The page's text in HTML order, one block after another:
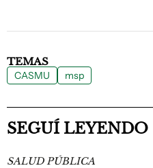
TEMAS
CASMU msp
SEGUÍ LEYENDO
SALUD PÚBLICA